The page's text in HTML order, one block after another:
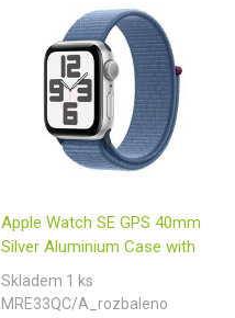
Apple Watch SE GPS 40mm
Silver Aluminium Case with
Winter Blue Sport
Loop_rozbaleno
Skladem 1 ks
MRE33QC/A_rozbaleno